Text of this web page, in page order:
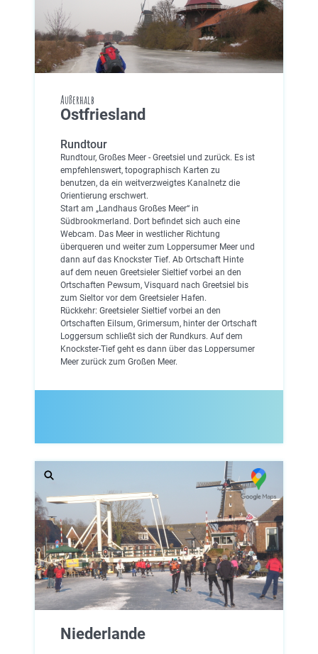
Außerhalb
Ostfriesland
Rundtour
Rundtour, Großes Meer - Greetsiel und zurück. Es ist
empfehlenswert, topographisch Karten zu
benutzen, da ein weitverzweigtes Kanalnetz die
Orientierung erschwert.
Start am „Landhaus Großes Meer“ in
Südbrookmerland. Dort befindet sich auch eine
Webcam. Das Meer in westlicher Richtung
überqueren und weiter zum Loppersumer Meer und
dann auf das Knockster Tief. Ab Ortschaft Hinte
auf dem neuen Greetsieler Sieltief vorbei an den
Ortschaften Pewsum, Visquard nach Greetsiel bis
zum Sieltor vor dem Greetsieler Hafen.
Rückkehr: Greetsieler Sieltief vorbei an den
Ortschaften Eilsum, Grimersum, hinter der Ortschaft
Loggersum schließt sich der Rundkurs. Auf dem
Knockster-Tief geht es dann über das Loppersumer
Meer zurück zum Großen Meer.
Niederlande